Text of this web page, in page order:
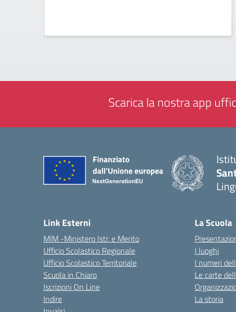
Scarica la nostra app
Link Esterni
MIM -Ministero Istr. e Merito
Ufficio Scolastico Regionale
Ufficio Scolastico Territoriale
Scuola in Chiaro
Iscrizioni On Line
Indire
La Scuola
I luoghi
I numeri
Le carte
La storia